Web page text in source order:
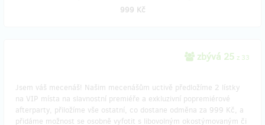
999 Kč
zbývá 25 z 33
Jsem váš mecenáš! Našim mecenášům uctivě předložíme 2 lístky
na VIP místa na slavnostní premiéře a exkluzivní popremiérové
afterparty, přiložíme vše ostatní, co dostane odměna za 999 Kč, a
přidáme možnost se osobně vyfotit s libovolným okostýmovaným či